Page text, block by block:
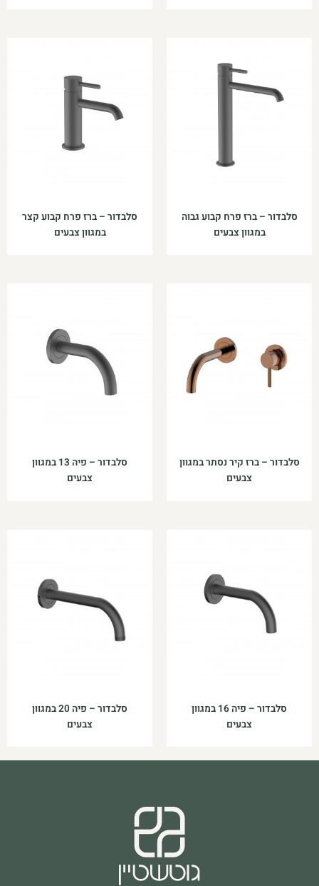
סלבדור – ברז פרח קבוע גבוה
במגוון צבעים
סלבדור – ברז פרח קבוע קצר
במגוון צבעים
סלבדור – ברז קיר נסתר במגוון
צבעים
סלבדור – פיה 13 במגוון
צבעים
סלבדור – פיה 16 במגוון
צבעים
סלבדור – פיה 20 במגוון
צבעים